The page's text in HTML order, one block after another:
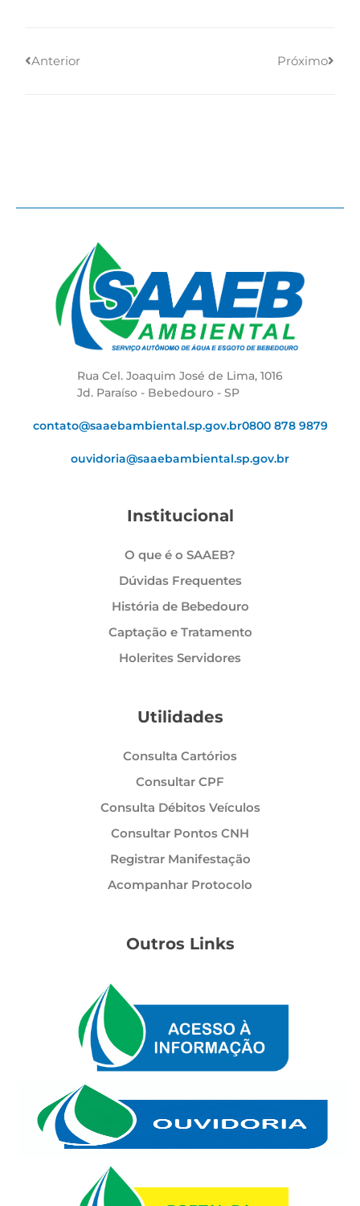
Anterior Próximo
Rua Cel. Joaquim José de Lima, 1016
Jd. Paraíso - Bebedouro - SP
contato@saaebambiental.sp.gov.br0800 878 9879
ouvidoria@saaebambiental.sp.gov.br
Institucional
O que é o SAAEB?
Dúvidas Frequentes
História de Bebedouro
Captação e Tratamento
Holerites Servidores
Utilidades
Consulta Cartórios
Consultar CPF
Consulta Débitos Veículos
Consultar Pontos CNH
Registrar Manifestação
Acompanhar Protocolo
Outros Links